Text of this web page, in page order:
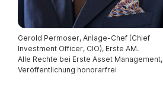
Gerold Permoser, Anlage-Chef (Chief
Investment Officer, CIO), Erste AM.
Alle Rechte bei Erste Asset Management,
Veröffentlichung honorarfrei